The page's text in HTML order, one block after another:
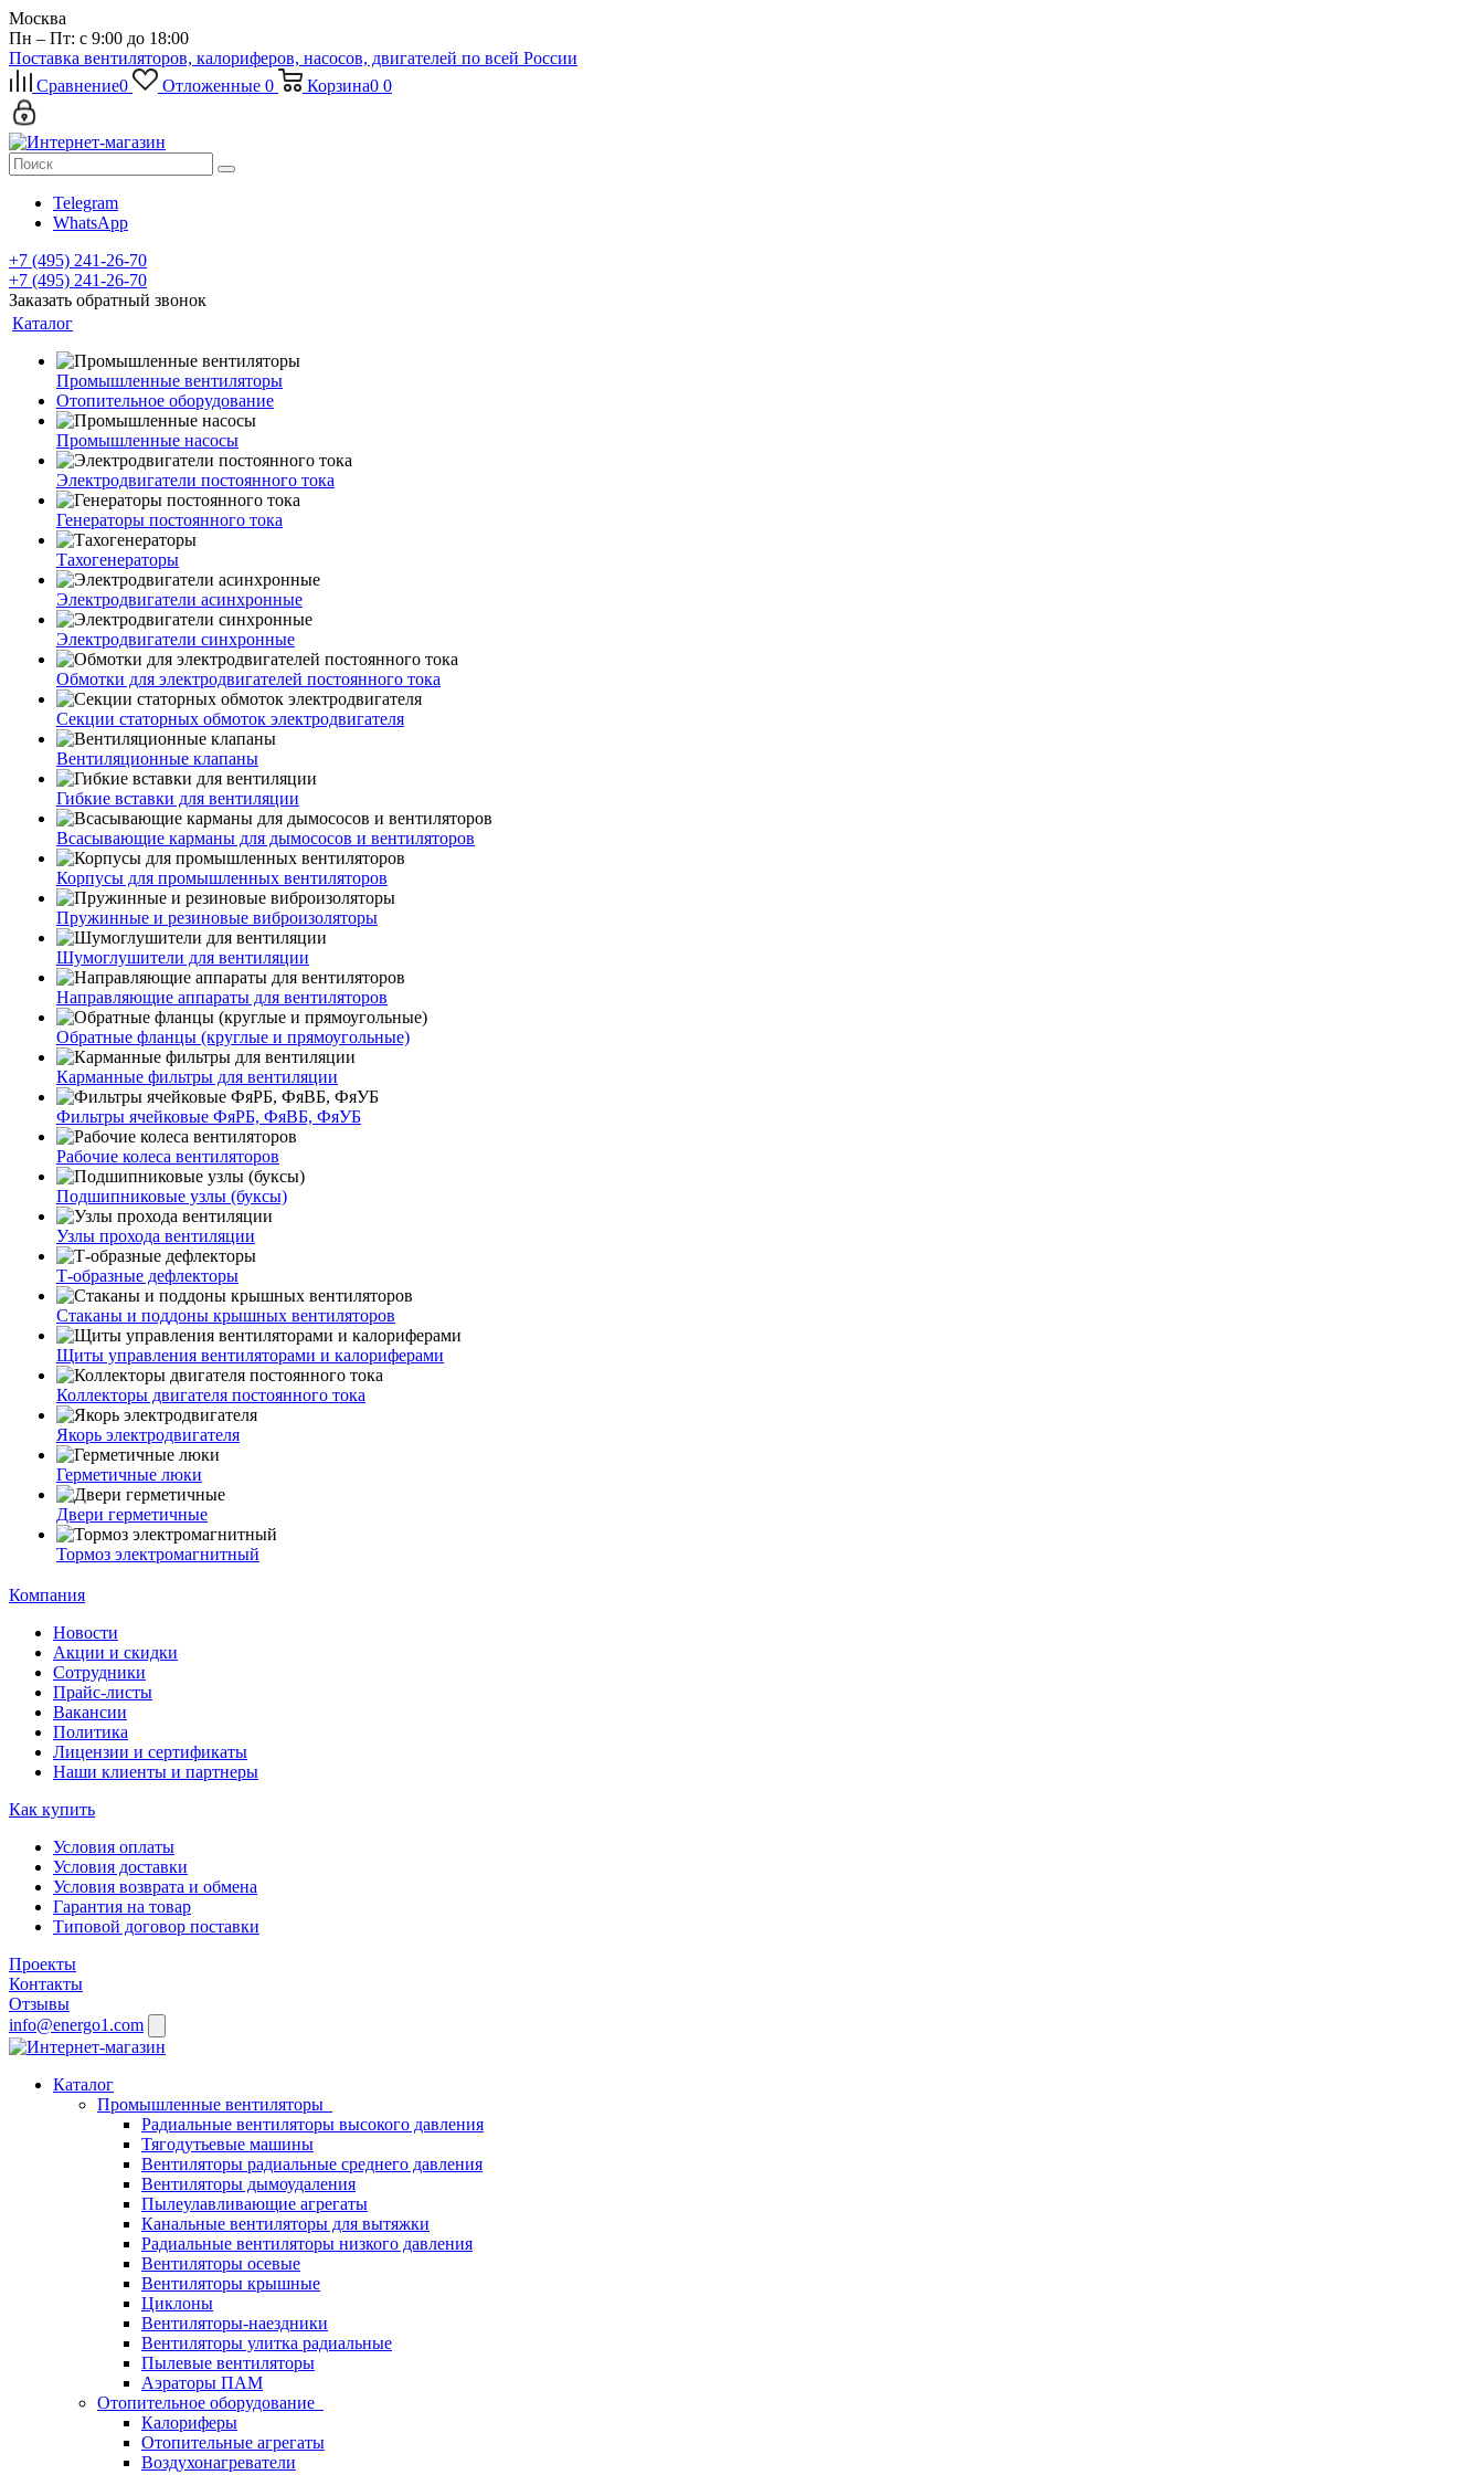
Москва
Пн – Пт: с 9:00 до 18:00
Поставка вентиляторов, калориферов, насосов, двигателей по всей России
Сравнение0 Отложенные 0 Корзина0 0
Telegram
WhatsApp
+7 (495) 241-26-70
+7 (495) 241-26-70
Заказать обратный звонок
Каталог
Промышленные вентиляторы
Отопительное оборудование
Промышленные насосы
Электродвигатели постоянного тока
Генераторы постоянного тока
Тахогенераторы
Электродвигатели асинхронные
Электродвигатели синхронные
Обмотки для электродвигателей постоянного тока
Секции статорных обмоток электродвигателя
Вентиляционные клапаны
Гибкие вставки для вентиляции
Всасывающие карманы для дымососов и вентиляторов
Корпусы для промышленных вентиляторов
Пружинные и резиновые виброизоляторы
Шумоглушители для вентиляции
Направляющие аппараты для вентиляторов
Обратные фланцы (круглые и прямоугольные)
Карманные фильтры для вентиляции
Фильтры ячейковые ФяРБ, ФяВБ, ФяУБ
Рабочие колеса вентиляторов
Подшипниковые узлы (буксы)
Узлы прохода вентиляции
Т-образные дефлекторы
Стаканы и поддоны крышных вентиляторов
Щиты управления вентиляторами и калориферами
Коллекторы двигателя постоянного тока
Якорь электродвигателя
Герметичные люки
Двери герметичные
Тормоз электромагнитный
Компания
Новости
Акции и скидки
Сотрудники
Прайс-листы
Вакансии
Политика
Лицензии и сертификаты
Наши клиенты и партнеры
Как купить
Условия оплаты
Условия доставки
Условия возврата и обмена
Гарантия на товар
Типовой договор поставки
Проекты
Контакты
Отзывы
info@energo1.com
Каталог
Промышленные вентиляторы
Радиальные вентиляторы высокого давления
Тягодутьевые машины
Вентиляторы радиальные среднего давления
Вентиляторы дымоудаления
Пылеулавливающие агрегаты
Канальные вентиляторы для вытяжки
Радиальные вентиляторы низкого давления
Вентиляторы осевые
Вентиляторы крышные
Циклоны
Вентиляторы-наездники
Вентиляторы улитка радиальные
Пылевые вентиляторы
Аэраторы ПАМ
Отопительное оборудование
Калориферы
Отопительные агрегаты
Воздухонагреватели